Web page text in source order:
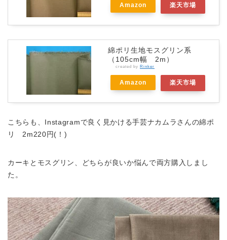
Amazon 楽天市場
綿ポリ生地モスグリン系
（105cm幅 2m）
created by Rinker
Amazon 楽天市場
こちらも、Instagramで良く見かける手芸ナカムラさんの綿ポ
リ 2m220円(！)
カーキとモスグリン、どちらが良いか悩んで両方購入しまし
た。